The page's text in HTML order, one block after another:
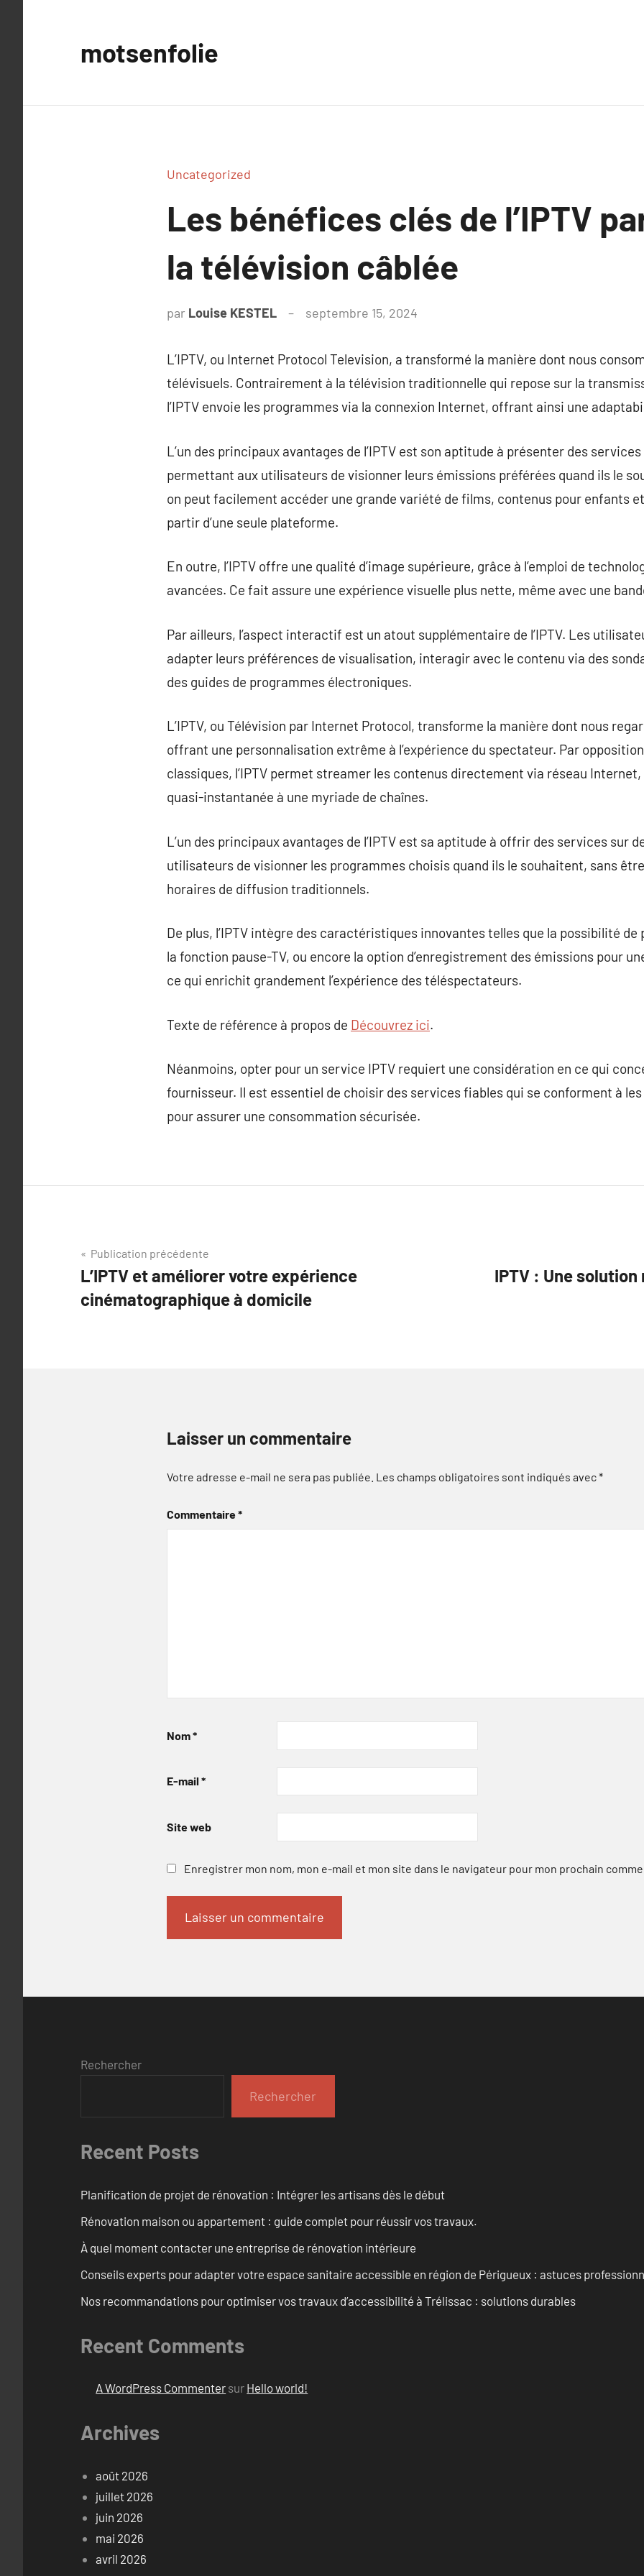
motsenfolie
Uncategorized
Les bénéfices clés de l’IPTV
la télévision câblée
par Louise KESTEL septembre 15, 2024
L’IPTV, ou Internet Protocol Television, a transformé la manière dont nous
télévisuels. Contrairement à la télévision traditionnelle qui repose sur la
l’IPTV envoie les programmes via la connexion Internet, offrant ainsi une
L’un des principaux avantages de l’IPTV est son aptitude à présenter des services
permettant aux utilisateurs de visionner leurs émissions préférées quand ils le
on peut facilement accéder une grande variété de films, contenus pour enfants
partir d’une seule plateforme.
En outre, l’IPTV offre une qualité d’image supérieure, grâce à l’emploi de
avancées. Ce fait assure une expérience visuelle plus nette, même avec une
Par ailleurs, l’aspect interactif est un atout supplémentaire de l’IPTV. Les
adapter leurs préférences de visualisation, interagir avec le contenu via des
des guides de programmes électroniques.
L’IPTV, ou Télévision par Internet Protocol, transforme la manière dont nous
offrant une personnalisation extrême à l’expérience du spectateur. Par
classiques, l’IPTV permet streamer les contenus directement via réseau
quasi-instantanée à une myriade de chaînes.
L’un des principaux avantages de l’IPTV est sa aptitude à offrir des services sur
utilisateurs de visionner les programmes choisis quand ils le souhaitent, sans
horaires de diffusion traditionnels.
De plus, l’IPTV intègre des caractéristiques innovantes telles que la possibilité de
la fonction pause-TV, ou encore la option d’enregistrement des émissions pour
ce qui enrichit grandement l’expérience des téléspectateurs.
Texte de référence à propos de Découvrez ici.
Néanmoins, opter pour un service IPTV requiert une considération en ce qui
fournisseur. Il est essentiel de choisir des services fiables qui se conforment à les
pour assurer une consommation sécurisée.
Navigation
de
l’article
Publication précédente
L’IPTV et améliorer votre expérience
cinématographique à domicile
IPTV : Une
Laisser un commentaire
Votre adresse e-mail ne sera pas publiée. Les champs obligatoires sont indiqués avec*
Commentaire*
Nom*
E-mail *
Site web
Enregistrer mon nom, mon e-mail et mon site dans le navigateur pour mon prochain
Rechercher
Rechercher
Recent Posts
Planification de projet de rénovation : Intégrer les artisans dès le début
Rénovation maison ou appartement : guide complet pour réussir vos travaux.
À quel moment contacter une entreprise de rénovation intérieure
Conseils experts pour adapter votre espace sanitaire accessible en région de Périgueux : astuces
Nos recommandations pour optimiser vos travaux d’accessibilité à Trélissac : solutions durables
Recent Comments
A WordPress Commenter sur Hello world!
Archives
août 2026
juillet 2026
juin 2026
mai 2026
avril 2026